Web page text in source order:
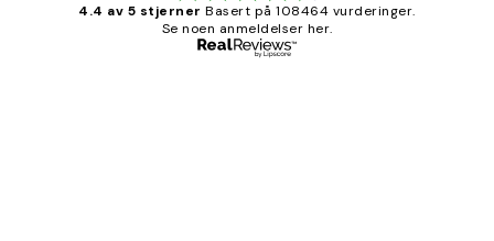
4.4 av 5 stjerner Basert på 108464 vurderinger.
Se noen anmeldelser her.